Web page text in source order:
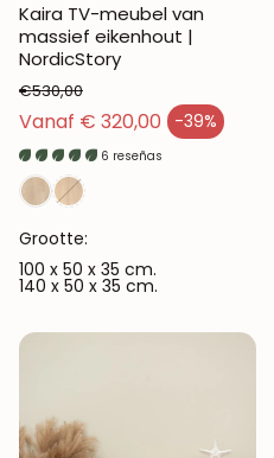
Kaira TV-meubel van
massief eikenhout |
NordicStory
Vanaf € 320,00 -39%
Verkoopprijs
Normale prijs
€530,00
6 reseñas
Grootte:
100 x 50 x 35 cm.
140 x 50 x 35 cm.